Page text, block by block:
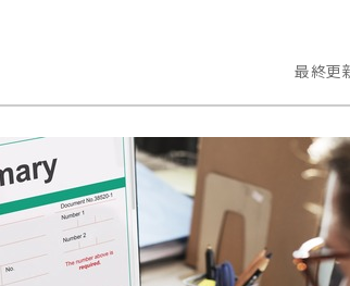
最終更